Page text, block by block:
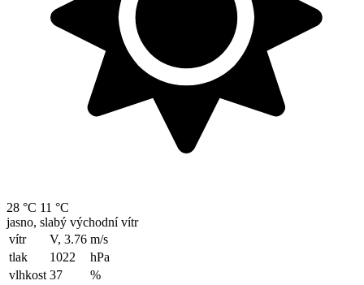
28 °C 11 °C
jasno, slabý východní vítr
vítr
V, 3.76 m/s
tlak
1022
hPa
vlhkost 37 %